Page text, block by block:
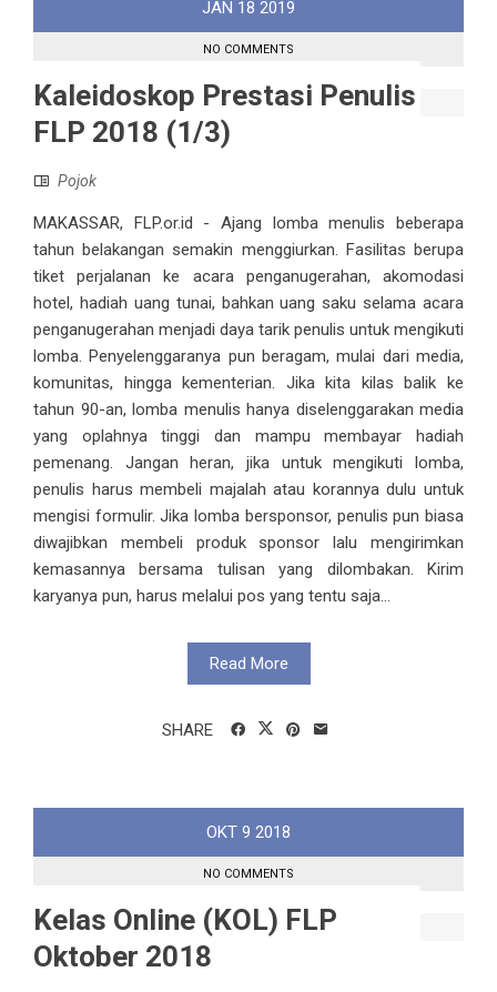
JAN 18 2019
NO COMMENTS
Kaleidoskop Prestasi Penulis
FLP 2018 (1/3)
Pojok
MAKASSAR, FLP.or.id - Ajang lomba menulis beberapa
tahun belakangan semakin menggiurkan. Fasilitas berupa
tiket perjalanan ke acara penganugerahan, akomodasi
hotel, hadiah uang tunai, bahkan uang saku selama acara
penganugerahan menjadi daya tarik penulis untuk mengikuti
lomba. Penyelenggaranya pun beragam, mulai dari media,
komunitas, hingga kementerian. Jika kita kilas balik ke
tahun 90-an, lomba menulis hanya diselenggarakan media
yang oplahnya tinggi dan mampu membayar hadiah
pemenang. Jangan heran, jika untuk mengikuti lomba,
penulis harus membeli majalah atau korannya dulu untuk
mengisi formulir. Jika lomba bersponsor, penulis pun biasa
diwajibkan membeli produk sponsor lalu mengirimkan
kemasannya bersama tulisan yang dilombakan. Kirim
karyanya pun, harus melalui pos yang tentu saja...
Read More
SHARE
OKT 9 2018
NO COMMENTS
Kelas Online (KOL) FLP
Oktober 2018